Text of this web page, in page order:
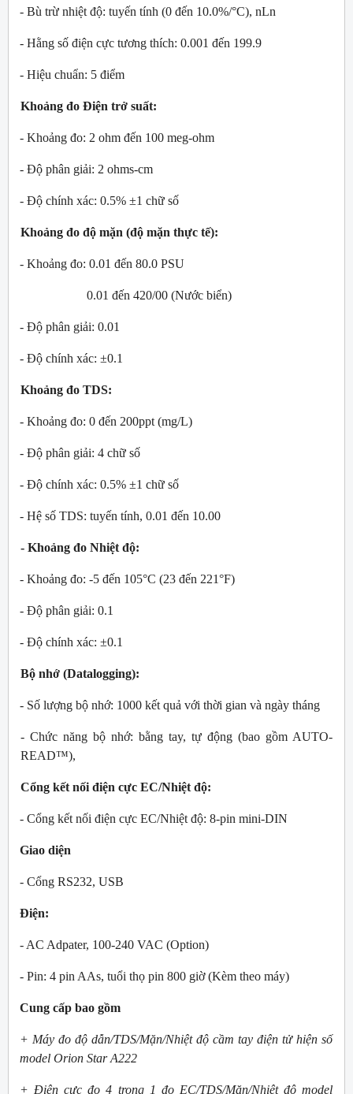
- Bù trừ nhiệt độ: tuyến tính (0 đến 10.0%/°C), nLn
- Hằng số điện cực tương thích: 0.001 đến 199.9
- Hiệu chuẩn: 5 điểm
Khoảng đo Điện trở suất:
- Khoảng đo: 2 ohm đến 100 meg-ohm
- Độ phân giải: 2 ohms-cm
- Độ chính xác: 0.5% ±1 chữ số
Khoảng đo độ mặn (độ mặn thực tế):
- Khoảng đo: 0.01 đến 80.0 PSU
0.01 đến 420/00 (Nước biển)
- Độ phân giải: 0.01
- Độ chính xác: ±0.1
Khoảng đo TDS:
- Khoảng đo: 0 đến 200ppt (mg/L)
- Độ phân giải: 4 chữ số
- Độ chính xác: 0.5% ±1 chữ số
- Hệ số TDS: tuyến tính, 0.01 đến 10.00
- Khoảng đo Nhiệt độ:
- Khoảng đo: -5 đến 105°C (23 đến 221°F)
- Độ phân giải: 0.1
- Độ chính xác: ±0.1
Bộ nhớ (Datalogging):
- Số lượng bộ nhớ: 1000 kết quả với thời gian và ngày tháng
- Chức năng bộ nhớ: bằng tay, tự động (bao gồm AUTO-
READ™),
Cổng kết nối điện cực EC/Nhiệt độ:
- Cổng kết nối điện cực EC/Nhiệt độ: 8-pin mini-DIN
Giao diện
- Cổng RS232, USB
Điện:
- AC Adpater, 100-240 VAC (Option)
- Pin: 4 pin AAs, tuổi thọ pin 800 giờ (Kèm theo máy)
Cung cấp bao gồm
+ Máy đo độ dẫn/TDS/Mặn/Nhiệt độ cầm tay điện tử hiện số
model Orion Star A222
+ Điện cực đo 4 trong 1 đo EC/TDS/Mặn/Nhiệt độ model